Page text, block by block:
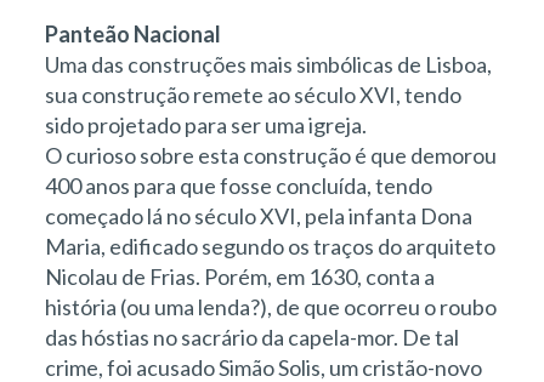
Panteão Nacional
Uma das construções mais simbólicas de Lisboa,
sua construção remete ao século XVI, tendo
sido projetado para ser uma igreja.
O curioso sobre esta construção é que demorou
400 anos para que fosse concluída, tendo
começado lá no século XVI, pela infanta Dona
Maria, edificado segundo os traços do arquiteto
Nicolau de Frias. Porém, em 1630, conta a
história (ou uma lenda?), de que ocorreu o roubo
das hóstias no sacrário da capela-mor. De tal
crime, foi acusado Simão Solis, um cristão-novo